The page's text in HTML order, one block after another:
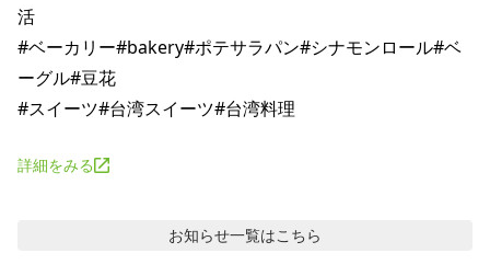
活
#ベーカリー#bakery#ポテサラパン#シナモンロール#ベ
ーグル#豆花
詳細をみる
お知らせ一覧はこちら